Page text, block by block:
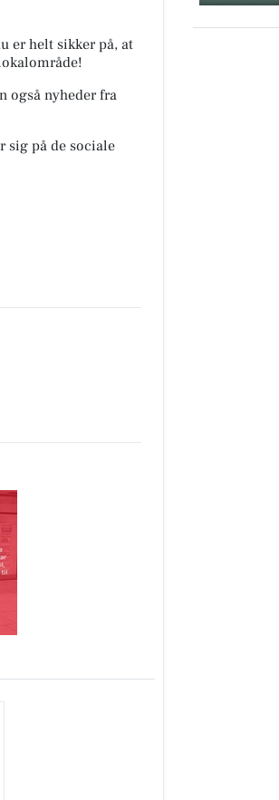
er helt sikker på, at
også nyheder fra
sig på de sociale